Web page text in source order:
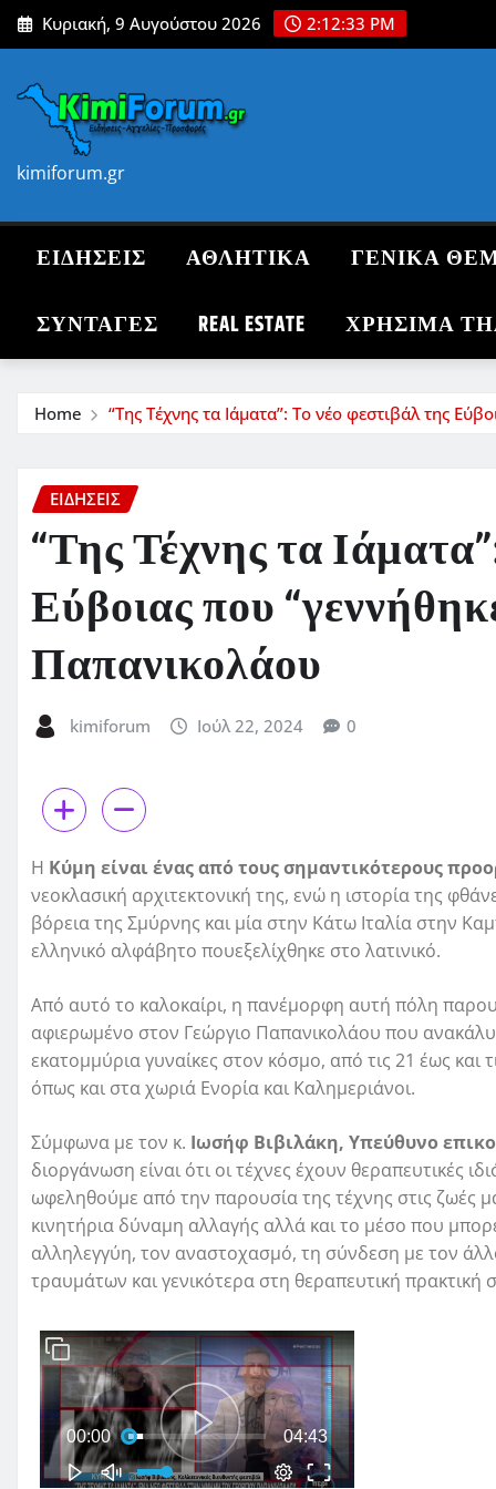
Skip
to
Κυριακή, 9 Αυγούστου 2026 2:12:34 PM
kimiforum.gr
ΕΙΔΗΣΕΙΣ ΑΘΛΗΤΙΚΑ ΓΕΝΙΚΑ
ΣΥΝΤΑΓΈΣ REAL ESTATE ΧΡΗΣΙΜΑ
Home “Της Τέχνης τα Ιάματα”: Το νέο φεστιβάλ της
ΕΙΔΗΣΕΙΣ
“Της Τέχνης τα
Εύβοιας που
Παπανικολάου
kimiforum Ιούλ 22, 2024 0
Η Κύμη είναι ένας από τους σημαντικότερους
νεοκλασική αρχιτεκτονική της, ενώ η ιστορία της
βόρεια της Σμύρνης και μία στην Κάτω Ιταλία στην
ελληνικό αλφάβητο πουεξελίχθηκε στο λατινικό.
Από αυτό το καλοκαίρι, η πανέμορφη αυτή πόλη
αφιερωμένο στον Γεώργιο Παπανικολάου που
εκατομμύρια γυναίκες στον κόσμο, από τις 21 έως και
όπως και στα χωριά Ενορία και Καλημεριάνοι.
Σύμφωνα με τον κ. Ιωσήφ Βιβιλάκη, Υπεύθυνο
διοργάνωση είναι ότι οι τέχνες έχουν θεραπευτικές
ωφεληθούμε από την παρουσία της τέχνης στις ζωές
κινητήρια δύναμη αλλαγής αλλά και το μέσο που
αλληλεγγύη, τον αναστοχασμό, τη σύνδεση με τον
τραυμάτων και γενικότερα στη θεραπευτική πρακτική